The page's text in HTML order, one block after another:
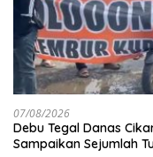
07/08/2026
Debu Tegal Danas
Sampaikan Sejumlah